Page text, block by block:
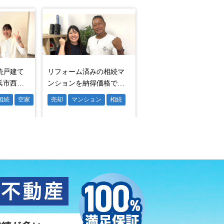
ることができました。
賃貸の審査は住宅ローンの審査と
ています。